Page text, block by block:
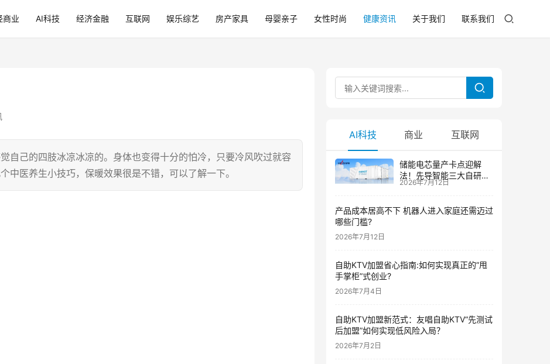
商业 AI科技 经济金融 互联网 娱乐综艺 房产家具 母婴亲子 女性时尚 健康资讯 关于我们 联系我们
自己的四肢冰凉冰凉的。身体也变得十分的怕冷，只要冷风吹过就容
中医养生小技巧，保暖效果很是不错，可以了解一下。
AI科技 商业 互联网
储能电芯量产卡点迎解
法！先导智能三大自研技
术攻克大尺寸制芯难题
2026年7月12日
产品成本居高不下 机器人进入家庭还需迈过
哪些门槛?
2026年7月12日
自助KTV加盟省心指南:如何实现真正的”甩
手掌柜”式创业?
2026年7月4日
自助KTV加盟新范式：友唱自助KTV“先测试
后加盟”如何实现低风险入局？
2026年7月2日